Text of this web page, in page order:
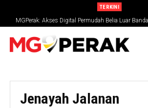
TERKINI
MGPerak: Akses Digital Permudah Belia Luar
Muda
Jenayah Jalanan